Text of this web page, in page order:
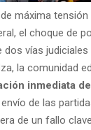
máxima
el choque de
dos vías
la comunidad
inmediata
de las
de un fallo